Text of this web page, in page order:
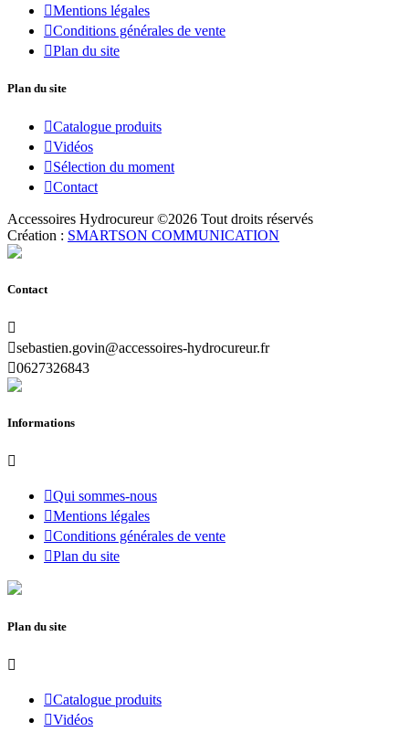
Mentions légales
Conditions générales de vente
Plan du site
Plan du site
Catalogue produits
Vidéos
Sélection du moment
Contact
Accessoires Hydrocureur ©2026 Tout droits réservés
Création : SMARTSON COMMUNICATION
Contact

sebastien.govin@accessoires-hydrocureur.fr
0627326843
Informations

Qui sommes-nous
Mentions légales
Conditions générales de vente
Plan du site
Plan du site

Catalogue produits
Vidéos